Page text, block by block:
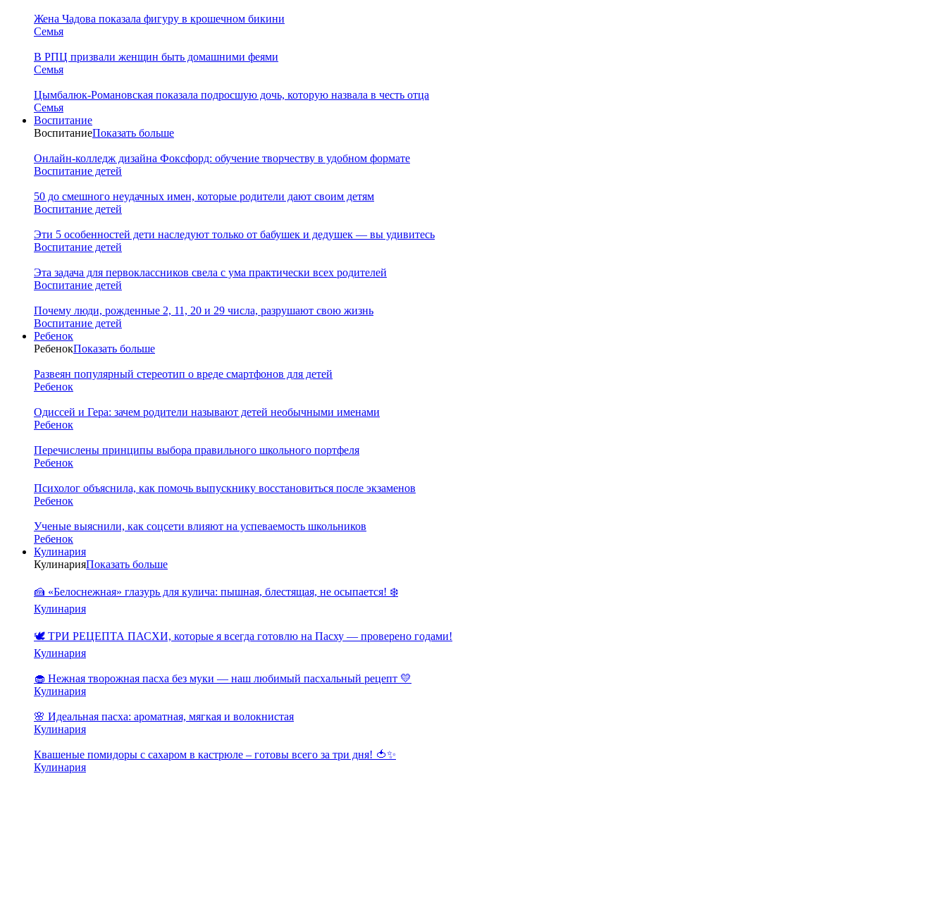
Жена Чадова показала фигуру в крошечном бикини
Семья
В РПЦ призвали женщин быть домашними феями
Семья
Цымбалюк-Романовская показала подросшую дочь, которую назвала в честь отца
Семья
Воспитание
ВоспитаниеПоказать больше
Онлайн-колледж дизайна Фоксфорд: обучение творчеству в удобном формате
Воспитание детей
50 до смешного неудачных имен, которые родители дают своим детям
Воспитание детей
Эти 5 особенностей дети наследуют только от бабушек и дедушек — вы удивитесь
Воспитание детей
Эта задача для первоклассников свела с ума практически всех родителей
Воспитание детей
Почему люди, рожденные 2, 11, 20 и 29 числа, разрушают свою жизнь
Воспитание детей
Ребенок
РебенокПоказать больше
Развеян популярный стереотип о вреде смартфонов для детей
Ребенок
Одиссей и Гера: зачем родители называют детей необычными именами
Ребенок
Перечислены принципы выбора правильного школьного портфеля
Ребенок
Психолог объяснила, как помочь выпускнику восстановиться после экзаменов
Ребенок
Ученые выяснили, как соцсети влияют на успеваемость школьников
Ребенок
Кулинария
КулинарияПоказать больше
🍰 «Белоснежная» глазурь для кулича: пышная, блестящая, не осыпается! ❄️
Кулинария
🕊️ ТРИ РЕЦЕПТА ПАСХИ, которые я всегда готовлю на Пасху — проверено годами!
Кулинария
🧁 Нежная творожная пасха без муки — наш любимый пасхальный рецепт 💛
Кулинария
🌸 Идеальная пасха: ароматная, мягкая и волокнистая
Кулинария
Квашеные помидоры с сахаром в кастрюле – готовы всего за три дня! 🍅✨
Кулинария